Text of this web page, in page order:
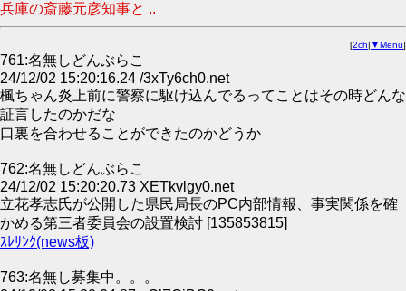
兵庫の斎藤元彦知事と ..
[2ch| ▼Menu]
761:名無しどんぶらこ
24/12/02 15:20:16.24 /3xTy6ch0.net
楓ちゃん炎上前に警察に駆け込んでるってことはその時どんな
証言したのかだな
口裏を合わせることができたのかどうか
762:名無しどんぶらこ
24/12/02 15:20:20.73 XETkvlgy0.net
立花孝志氏が公開した県民局長のPC内部情報、事実関係を確
かめる第三者委員会の設置検討 [135853815]
ｽﾚﾘﾝｸ(news板)
763:名無し募集中。。。